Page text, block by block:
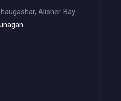
Adilet Zhaugashar, Alisher Bayniyazov